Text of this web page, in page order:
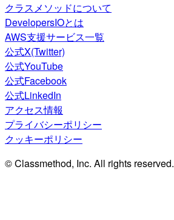
クラスメソッドについて
DevelopersIOとは
AWS支援サービス一覧
公式X(Twitter)
公式YouTube
公式Facebook
公式LinkedIn
アクセス情報
プライバシーポリシー
クッキーポリシー
© Classmethod, Inc. All rights reserved.